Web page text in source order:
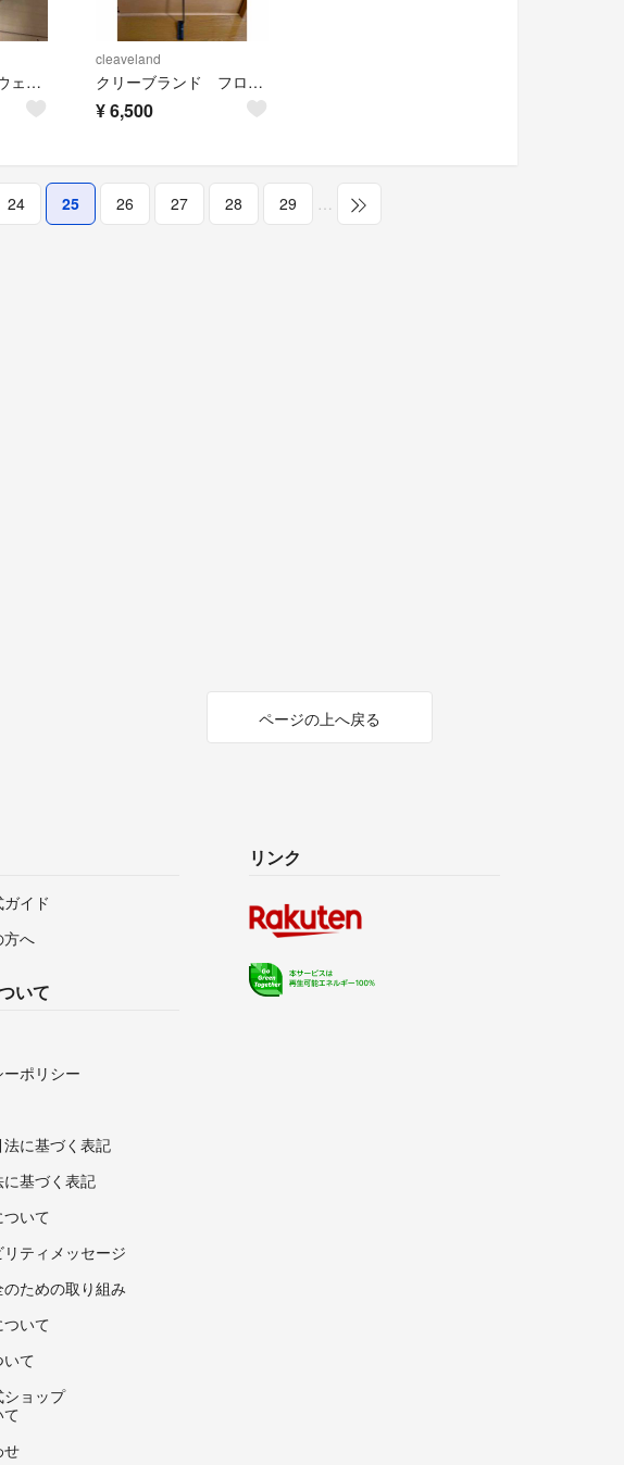
クリーブランド ウェッジ
cleaveland
クリーブランド フロントライン 8.0 パター
¥6,500
24 25 26 27 28 29 …
ページの上へ戻る
イド
方へ
いて
ポリシー
に基づく表記
基づく表記
いて
ティメッセージ
ための取り組み
いて
て
ショップ
せ
リンク